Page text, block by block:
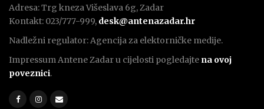
Adresa: Trg kneza Višeslava 6g, Zadar
Kontakt: 023/777-999, desk@antenazadar.hr
Nadležni regulator: Agencija za elektorničke medije.
Impressum Antene Zadar u cijelosti pogledajte na ovoj
poveznici.